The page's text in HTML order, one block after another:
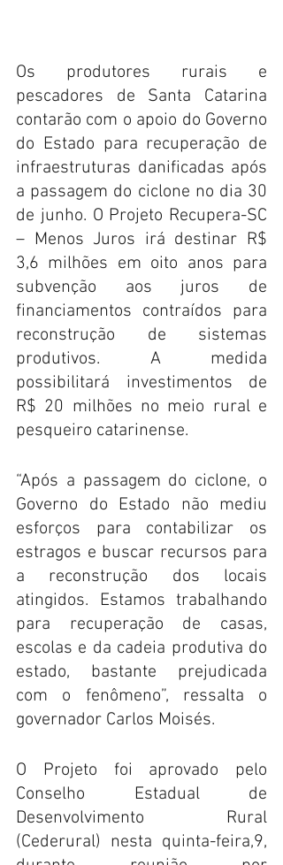
Os produtores rurais e
pescadores de Santa Catarina
contarão com o apoio do Governo
do Estado para recuperação de
infraestruturas danificadas após
a passagem do ciclone no dia 30
de junho. O Projeto Recupera-SC
– Menos Juros irá destinar R$
3,6 milhões em oito anos para
subvenção aos juros de
financiamentos contraídos para
reconstrução de sistemas
produtivos. A medida
possibilitará investimentos de
R$ 20 milhões no meio rural e
pesqueiro catarinense.
“Após a passagem do ciclone, o
Governo do Estado não mediu
esforços para contabilizar os
estragos e buscar recursos para
a reconstrução dos locais
atingidos. Estamos trabalhando
para recuperação de casas,
escolas e da cadeia produtiva do
estado, bastante prejudicada
com o fenômeno”, ressalta o
governador Carlos Moisés.
O Projeto foi aprovado pelo
Conselho Estadual de
Desenvolvimento Rural
(Cederural) nesta quinta-feira,9,